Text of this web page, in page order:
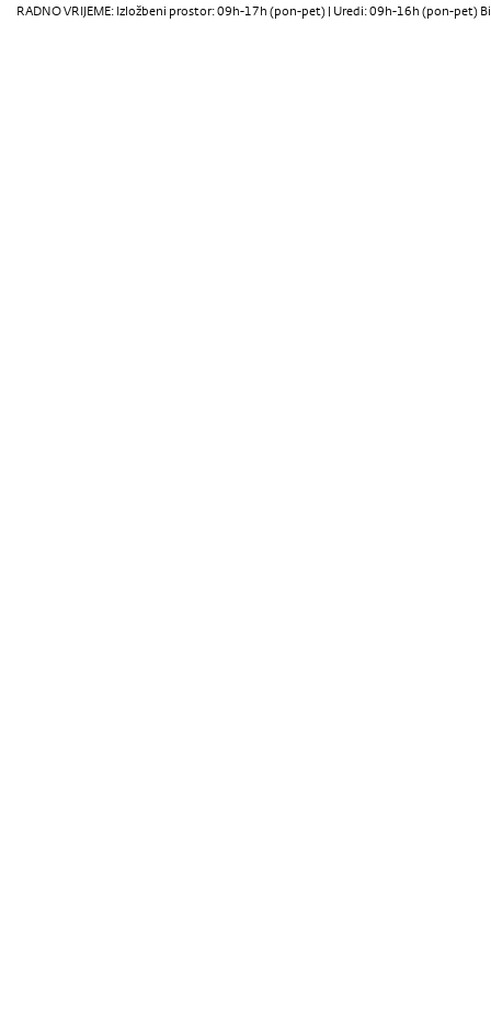
RADNO VRIJEME: Izložbeni prostor: 09h-17h (pon-pet) | Uredi: 09h-16h (pon-pet)